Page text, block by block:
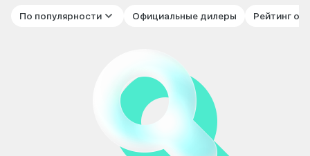
По популярности Официальные дилеры Рейтинг